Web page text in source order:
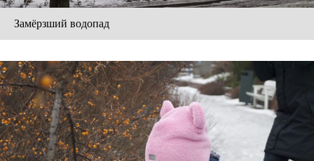
Замёрзший водопад